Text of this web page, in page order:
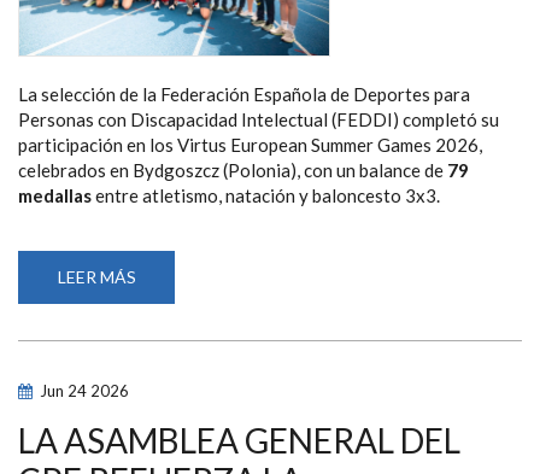
La selección de la Federación Española de Deportes para
Personas con Discapacidad Intelectual (FEDDI) completó su
participación en los Virtus European Summer Games 2026,
celebrados en Bydgoszcz (Polonia), con un balance de 79
medallasentre atletismo, natación y baloncesto 3x3.
LEER MÁS
CIERRA
PARTICIPACIÓN
SUMMER
GAMES
Jun 24 2026
LA ASAMBLEA GENERAL DEL